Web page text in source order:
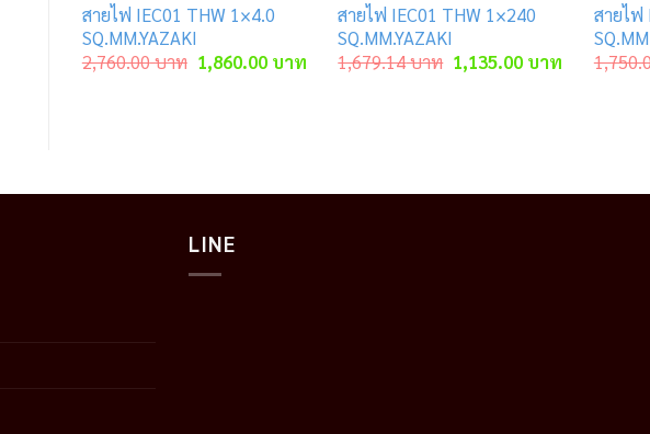
สายไฟ IEC01 THW 1×4.0
SQ.MM.YAZAKI
2,760.00บาท Original
price
1,860.00บาทCurrent
สายไฟ IEC01 THW 1×240
SQ.MM.YAZAKI
1,679.14บาท Original
price
1,135.00 บาท Current
สายไฟ
LINE